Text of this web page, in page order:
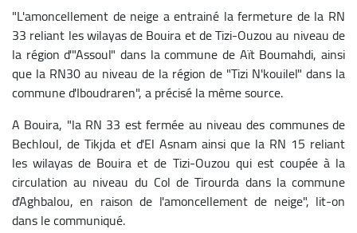
"L'amoncellement de neige a entrainé la fermeture de la RN
33 reliant les wilayas de Bouira et de Tizi-Ouzou au niveau de
la région d'"Assoul" dans la commune de Aït Boumahdi, ainsi
que la RN30 au niveau de la région de "Tizi N'kouilel" dans la
commune d'Iboudraren", a précisé la même source.
A Bouira, "la RN 33 est fermée au niveau des communes de
Bechloul, de Tikjda et d'El Asnam ainsi que la RN 15 reliant
les wilayas de Bouira et de Tizi-Ouzou qui est coupée à la
circulation au niveau du Col de Tirourda dans la commune
d'Aghbalou, en raison de l'amoncellement de neige", lit-on
dans le communiqué.